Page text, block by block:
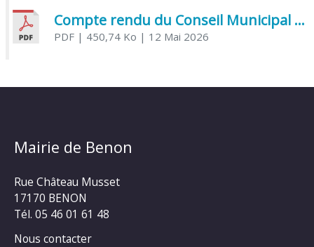
Compte rendu du Conseil Municipal du 06 mai 2026
PDF| 450,74 Ko | 12 Mai 2026
Mairie de Benon
Rue Château Musset
17170 BENON
Tél. 05 46 01 61 48
Nous contacter